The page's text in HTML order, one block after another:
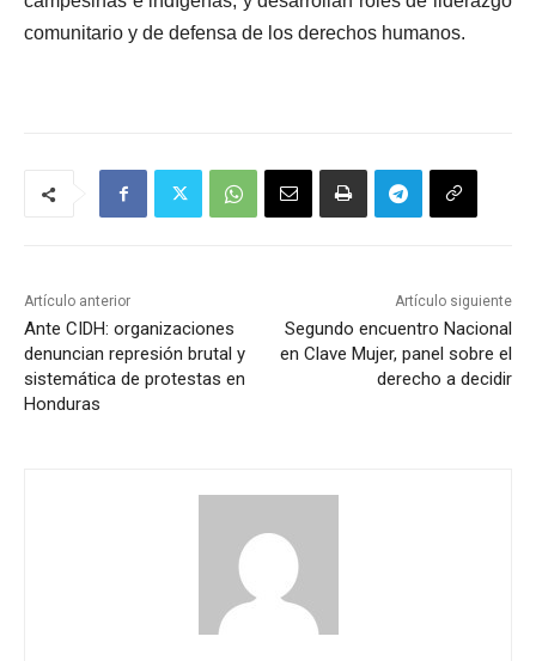
comunitario y de defensa de los derechos humanos.
Artículo anterior
Ante CIDH: organizaciones
denuncian represión brutal y
sistemática de protestas en
Honduras
Artículo siguiente
Segundo encuentro Nacional
en Clave Mujer, panel sobre el
derecho a decidir